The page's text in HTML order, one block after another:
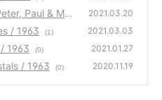
Paul & Mar
2021.03.20
/ 1963 (1) 2021.03.03
1963 (0) 2021.01.27
/ 1963 (0) 2020.11.19